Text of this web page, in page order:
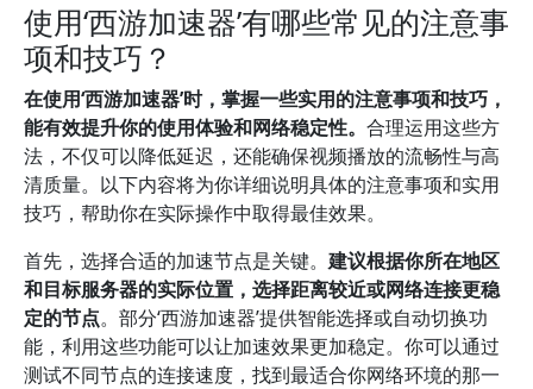
使用‘西游加速器’有哪些常见的注意事
项和技巧？
在使用‘西游加速器’时，掌握一些实用的注意事项和技巧，
能有效提升你的使用体验和网络稳定性。 合理运用这些方
法，不仅可以降低延迟，还能确保视频播放的流畅性与高
清质量。以下内容将为你详细说明具体的注意事项和实用
技巧，帮助你在实际操作中取得最佳效果。
首先，选择合适的加速节点是关键。 建议根据你所在地区
和目标服务器的实际位置，选择距离较近或网络连接更稳
定的节点。部分‘西游加速器’提供智能选择或自动切换功
能，利用这些功能可以让加速效果更加稳定。你可以通过
测试不同节点的连接速度，找到最适合你网络环境的那一